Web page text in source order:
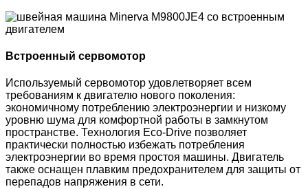
Встроенный сервомотор
Используемый сервомотор удовлетворяет всем
требованиям к двигателю нового поколения:
экономичному потреблению электроэнергии и низкому
уровню шума для комфортной работы в замкнутом
пространстве. Технология Eco-Drive позволяет
практически полностью избежать потребления
электроэнергии во время простоя машины. Двигатель
также оснащен плавким предохранителем для защиты от
перепадов напряжения в сети.